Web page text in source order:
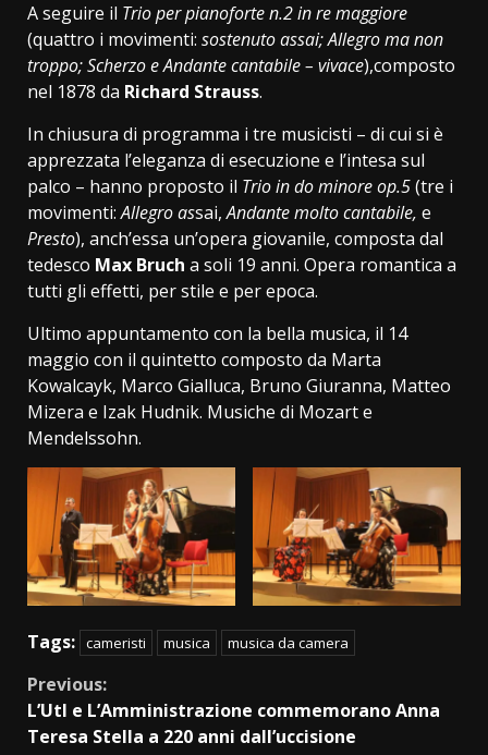
A seguire il Trio per pianoforte n.2 in re maggiore
(quattro i movimenti: sostenuto assai; Allegro ma non
troppo; Scherzo e Andante cantabile – vivace),composto
nel 1878 da Richard Strauss.
In chiusura di programma i tre musicisti – di cui si è
apprezzata l’eleganza di esecuzione e l’intesa sul
palco – hanno proposto il Trio in do minore op.5(tre i
movimenti:Allegro assai,Andante molto cantabile, e
Presto), anch’essa un’opera giovanile, composta dal
tedesco Max Bruch a soli 19 anni. Opera romantica a
tutti gli effetti, per stile e per epoca.
Ultimo appuntamento con la bella musica, il 14
maggio con il quintetto composto da Marta
Kowalcayk, Marco Gialluca, Bruno Giuranna, Matteo
Mizera e Izak Hudnik. Musiche di Mozart e
Mendelssohn.
Tags: cameristi musica musica da camera
Continue
Reading
Previous:
L’Utl e L’Amministrazione commemorano Anna
Teresa Stella a 220 anni dall’uccisione